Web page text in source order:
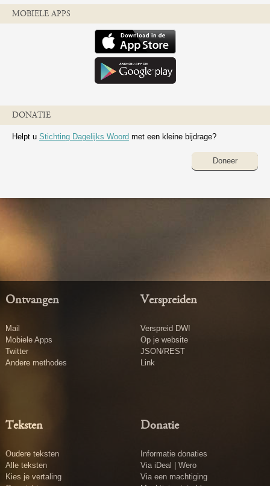
MOBIELE APPS
DONATIE
Helpt u Stichting Dagelijks Woord met een kleine bijdrage?
Doneer
Ontvangen
Mail
Mobiele Apps
Twitter
Andere methodes
Verspreiden
Verspreid DW!
Op je website
JSON/REST
Link
Teksten
Oudere teksten
Alle teksten
Kies je vertaling
Donatie
Informatie donaties
Via iDeal | Wero
Via een machtiging